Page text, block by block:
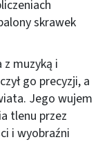
skrawek
muzyką i
go precyzji, a
Jego wujem
tlenu przez
i wyobraźni